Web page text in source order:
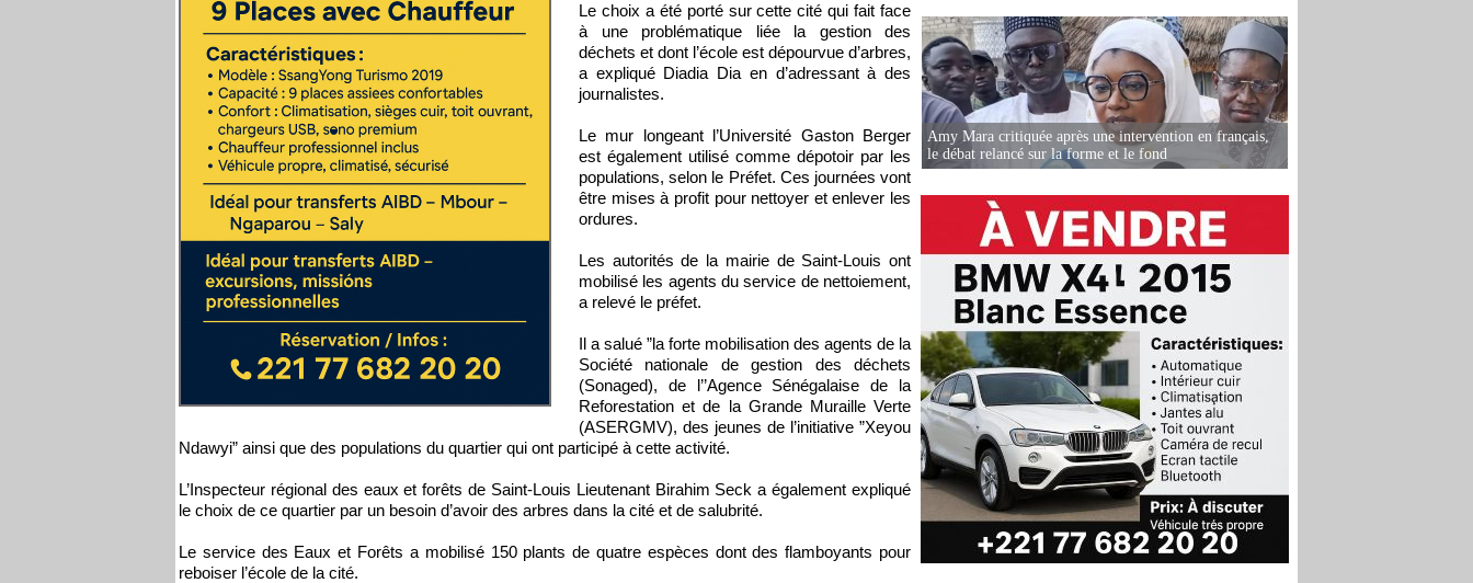
Le choix a été porté sur cette cité qui fait face
à une problématique liée la gestion des
déchets et dont l’école est dépourvue d’arbres,
a expliqué Diadia Dia en d’adressant à des
journalistes.
Le mur longeant l’Université Gaston Berger
est également utilisé comme dépotoir par les
populations, selon le Préfet. Ces journées vont
être mises à profit pour nettoyer et enlever les
ordures.
Les autorités de la mairie de Saint-Louis ont
mobilisé les agents du service de nettoiement,
a relevé le préfet.
Il a salué ”la forte mobilisation des agents de la
Société nationale de gestion des déchets
(Sonaged), de l’’Agence Sénégalaise de la
Reforestation et de la Grande Muraille Verte
(ASERGMV), des jeunes de l’initiative ”Xeyou
Ndawyi” ainsi que des populations du quartier qui ont participé à cette activité.
L’Inspecteur régional des eaux et forêts de Saint-Louis Lieutenant Birahim Seck a également expliqué
le choix de ce quartier par un besoin d’avoir des arbres dans la cité et de salubrité.
Le service des Eaux et Forêts a mobilisé 150 plants de quatre espèces dont des flamboyants pour
reboiser l’école de la cité.
Amy Mara critiquée après une intervention en français,
le débat relancé sur la forme et le fond